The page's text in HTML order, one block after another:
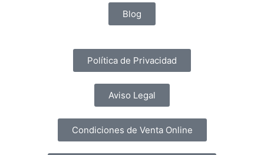
Blog
Política de Privacidad
Aviso Legal
Condiciones de Venta Online